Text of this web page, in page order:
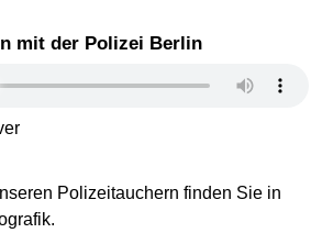
mit der Polizei Berlin
Polizeitauchern finden Sie in